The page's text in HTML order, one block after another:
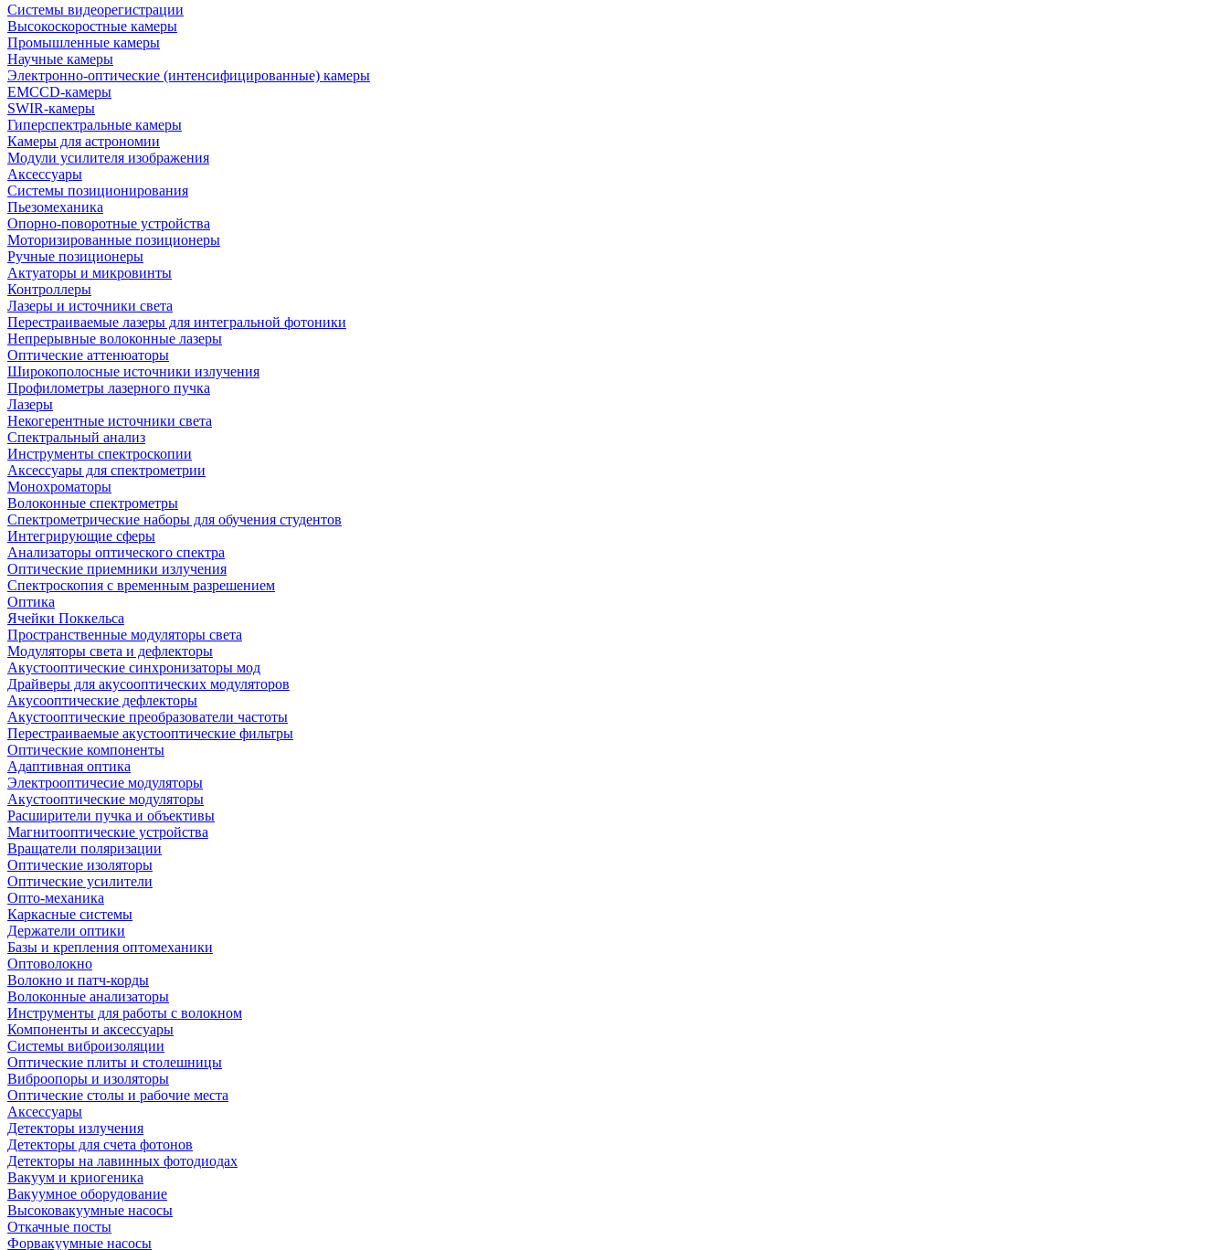
Cистемы видеорегистрации
Высокоскоростные камеры
Промышленные камеры
Научные камеры
Электронно-оптические (интенсифицированные) камеры
EMCCD-камеры
SWIR-камеры
Гиперспектральные камеры
Камеры для астрономии
Модули усилителя изображения
Аксессуары
Системы позиционирования
Пьезомеханика
Опорно-поворотные устройства
Моторизированные позиционеры
Ручные позиционеры
Актуаторы и микровинты
Контроллеры
Лазеры и источники света
Перестраиваемые лазеры для интегральной фотоники
Непрерывные волоконные лазеры
Оптические аттенюаторы
Широкополосные источники излучения
Профилометры лазерного пучка
Лазеры
Некогерентные источники света
Спектральный анализ
Инструменты спектроскопии
Аксессуары для спектрометрии
Монохроматоры
Волоконные спектрометры
Спектрометрические наборы для обучения студентов
Интегрирующие сферы
Анализаторы оптического спектра
Оптические приемники излучения
Спектроскопия с временным разрешением
Оптика
Ячейки Поккельса
Пространственные модуляторы света
Модуляторы света и дефлекторы
Акустооптические синхронизаторы мод
Драйверы для акусооптических модуляторов
Акусооптические дефлекторы
Акустооптические преобразователи частоты
Перестраиваемые акустооптические фильтры
Оптические компоненты
Адаптивная оптика
Электрооптичесие модуляторы
Акустооптические модуляторы
Расширители пучка и объективы
Магнитооптические устройства
Вращатели поляризации
Оптические изоляторы
Оптические усилители
Опто-механика
Каркасные системы
Держатели оптики
Базы и крепления оптомеханики
Оптоволокно
Волокно и патч-корды
Волоконные анализаторы
Инструменты для работы с волокном
Компоненты и аксессуары
Системы виброизоляции
Оптические плиты и столешницы
Виброопоры и изоляторы
Оптические столы и рабочие места
Аксессуары
Детекторы излучения
Детекторы для счета фотонов
Детекторы на лавинных фотодиодах
Вакуум и криогеника
Вакуумное оборудование
Высоковакуумные насосы
Откачные посты
Форвакуумные насосы